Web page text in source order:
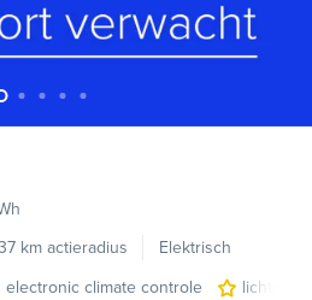
km actieradius
Elektrisch
electronic climate controle